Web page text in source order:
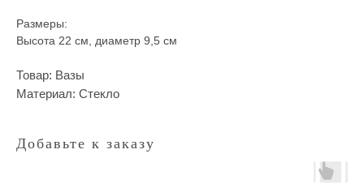
Размеры:
Высота 22 см, диаметр 9,5 см
Товар: Вазы
Материал: Стекло
Добавьте к заказу